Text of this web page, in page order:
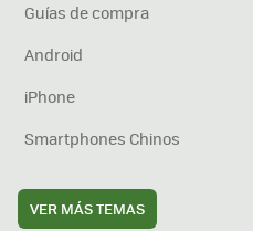
Guías de compra
Android
iPhone
Smartphones Chinos
VER MÁS TEMAS